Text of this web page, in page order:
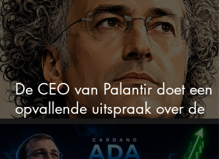
De CEO van Palantir doet een
opvallende uitspraak over de
beurs